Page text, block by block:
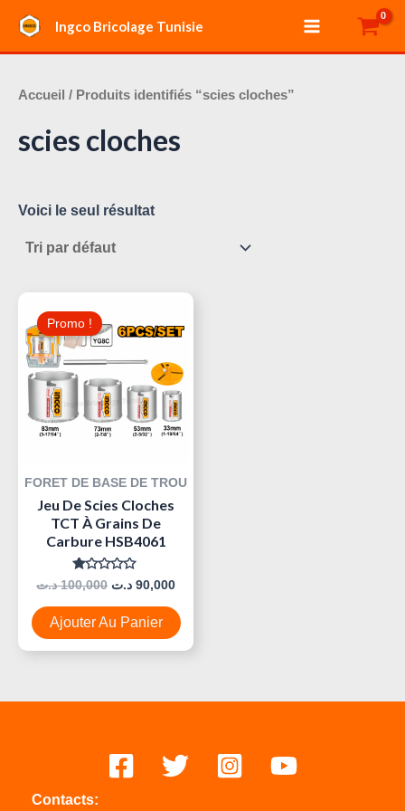
contenu
Ingco Bricolage Tunisie
Main
Menu
Accueil / Produits identifiés “scies cloches”
scies cloches
Voici le seul résultat
Promo !
FORET DE BASE DE TROU
Jeu De Scies Cloches
TCT À Grains De
Carbure HSB4061
Note
0
Sur
5
100,000 د.ت
Initial
Était :
90,000 د.ت
Actuel
Ajouter Au Panier
Contacts: